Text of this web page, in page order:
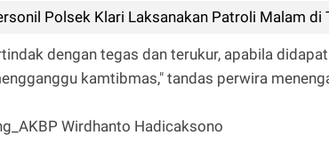
Polsek Klari Laksanakan Patroli Malam di
dengan tegas dan terukur, apabila
kamtibmas," tandas perwira
Wirdhanto Hadicaksono